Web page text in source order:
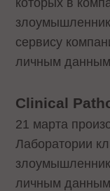
которых в
сервису
личным данным
Clinical
21 марта
Лаборатории
личным